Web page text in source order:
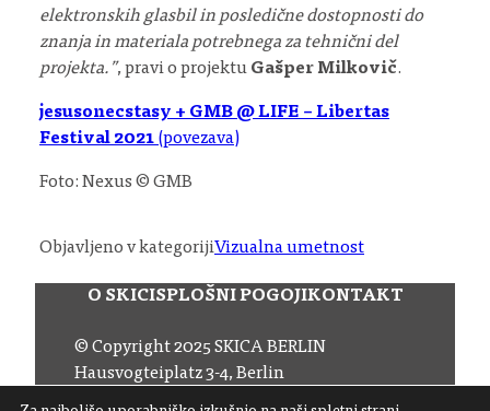
elektronskih glasbil in posledične dostopnosti do
znanja in materiala potrebnega za tehnični del
projekta.”, pravi o projektu Gašper Milkovič.
jesusonecstasy + GMB @ LIFE – Libertas
Festival 2021 (povezava)
Foto: Nexus © GMB
Objavljeno v kategorijiVizualna umetnost
O SKICISPLOŠNI POGOJIKONTAKT
© Copyright 2025 SKICA BERLIN
Hausvogteiplatz 3-4, Berlin